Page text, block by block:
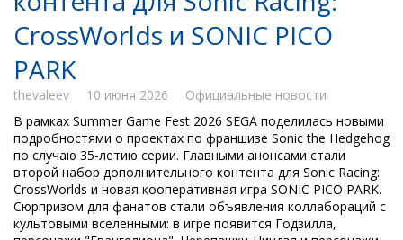
CrossWorlds и SONIC PICO
PARK
thevaleev 10 июня 2026
Официальные новости
В рамках Summer Game Fest 2026 SEGA поделилась новыми
подробностями о проектах по франшизе Sonic the Hedgehog
по случаю 35-летию серии. Главными анонсами стали
второй набор дополнительного контента для Sonic Racing:
CrossWorlds и новая кооперативная игра SONIC PICO PARK.
Сюрпризом для фанатов стали объявления коллабораций с
культовыми вселенными: в игре появится Годзилла,